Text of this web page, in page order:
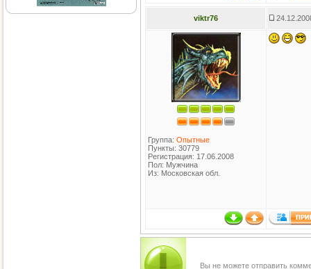
viktr76
Группа: Опытные
Пункты: 30779
Регистрация: 17.06.2008
Пол: Мужчина
Из: Московская обл.
Вы не можете отправить